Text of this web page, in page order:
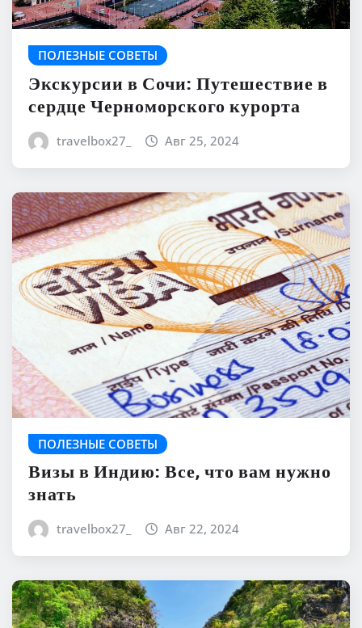
ПОЛЕЗНЫЕ СОВЕТЫ
Экскурсии в Сочи: Путешествие в
сердце Черноморского курорта
travelbox27_ Авг 25, 2024
ПОЛЕЗНЫЕ СОВЕТЫ
Визы в Индию: Все, что вам нужно
знать
travelbox27_ Авг 22, 2024